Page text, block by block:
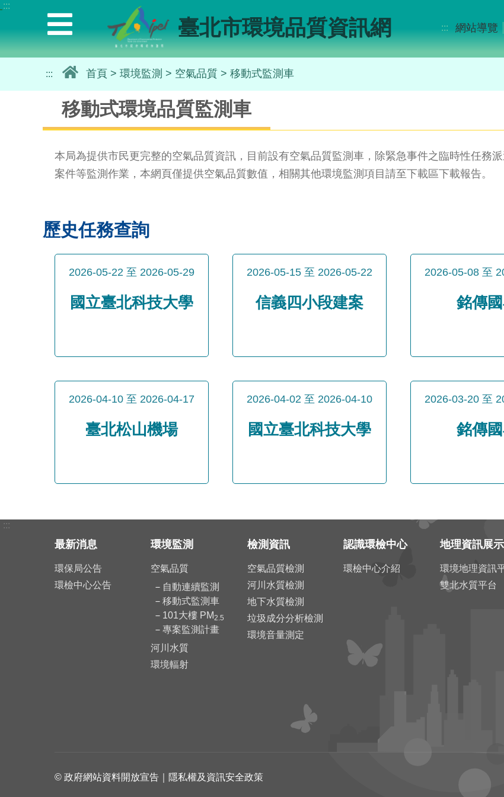
:::
選
單
｜
Menu
臺北市環境品質資訊網 ::: 網站導覽
::: 首頁 > 環境監測 > 空氣品質 > 移動式監測車
移動式環境品質監測車
本局為提供市民更完整的空氣品質資訊，目前設有空氣品質監測車，除緊急事件之臨時性任務
案件等監測作業，本網頁僅提供空氣品質數值，相關其他環境監測項目請至下載區下載報告。
歷史任務查詢
2026-05-22 至 2026-05-29
國立臺北科技大學
2026-05-15 至 2026-05-22
信義四小段建案
2026-05-08 至
銘傳
2026-04-10 至 2026-04-17
臺北松山機場
2026-04-02 至 2026-04-10
國立臺北科技大學
2026-03-20 至
銘傳
:::
最新消息
環保局公告
環檢中心公告
環境監測
空氣品質
自動連續監測
移動式監測車
101大樓 PM 2.5
專案監測計畫
河川水質
環境輻射
檢測資訊
空氣品質檢測
河川水質檢測
地下水質檢測
垃圾成分分析檢測
環境音量測定
認識環檢中心
環檢中心介紹
地理資訊展示
環境地理資訊
雙北水質平台
© 政府網站資料開放宣告 隱私權及資訊安全政策